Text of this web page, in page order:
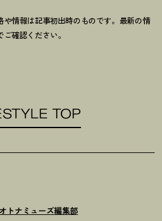
情報は記事初出時のものです。最新の情
確認ください。
TOP
オトナミューズ編集部